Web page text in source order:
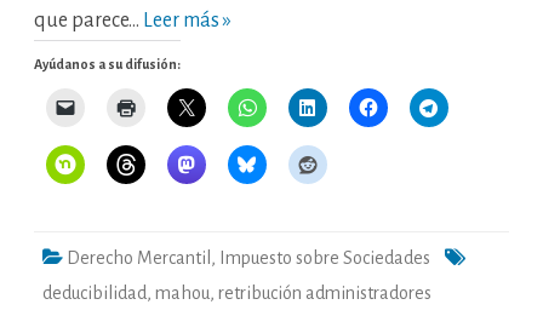
que parece… Leer más »
Ayúdanos a su difusión:
Derecho Mercantil , Impuesto sobre Sociedades
deducibilidad , mahou, retribución administradores